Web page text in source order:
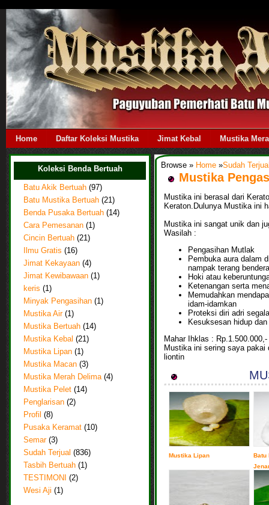
Home Daftar Koleksi Mustika Jimat Kebal Mustika
Koleksi Benda Bertuah
Batu Akik Bertuah (97)
Batu Mustika Bertuah (21)
Benda Pusaka Bertuah (14)
Cara Pemesanan (1)
Cincin Bertuah (21)
Ilmu Gratis (16)
Jimat Kekayaan (4)
Jimat Kewibawaan (1)
keris (1)
Minyak Pengasihan (1)
Mustika Air (1)
Mustika Bertuah (14)
Mustika Kebal (21)
Mustika Lipan (1)
Mustika Macan (3)
Mustika Merah Delima (4)
Mustika Pelet (14)
Penglarisan (2)
Profil (8)
Pusaka Keramat (10)
Semar (3)
Sudah Terjual (836)
Tasbih Bertuah (1)
TESTIMONI
(2)
Wesi Aji (1)
Browse » Home»Sudah
Mustika
Mustika ini berasal dari
Keraton.Dulunya Mustika ini
Mustika ini sangat unik dan
Wasilah :
Pengasihan Mutlak
Pembuka aura dalam
nampak terang
Hoki atau
Ketenangan serta
Memudahkan
idam-idamkan
Proteksi diri adri
Kesuksesan hidup dan
Mahar Ihklas : Rp.1.500.000,-
Mustika ini sering saya pakai
liontin
Mustika Lipan
Batu